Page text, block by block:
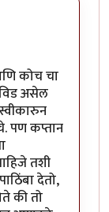
कोच चा
असेल
पण कप्तान
तशी
देतो,
की तो